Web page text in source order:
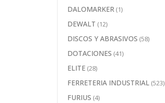
DALOMARKER (1)
DEWALT (12)
DISCOS Y ABRASIVOS (58)
DOTACIONES (41)
ELITE (28)
FERRETERIA INDUSTRIAL (523)
FURIUS (4)